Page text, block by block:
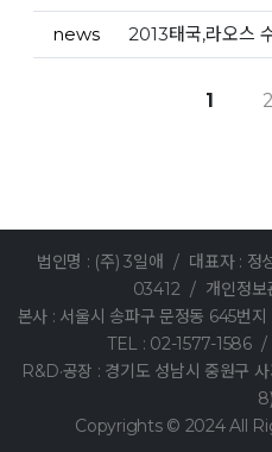
news 2013태국,라오스
1 2
법인명 : (주) 3일애 / 대표자 : 정
03412 / 개인정보
본사 : 서울시 송파구 문정동 645번
TEL : 02-1577-1586 /
R&D·공장 : 경기도 성남시 중원구
8)
Copyrights © 2024 All